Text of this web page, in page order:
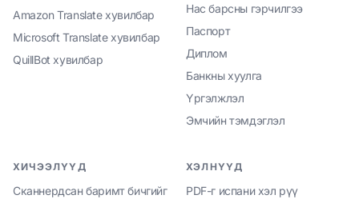
Amazon Translate хувилбар
Microsoft Translate хувилбар
QuillBot хувилбар
Нас барсны гэрчилгээ
Паспорт
Диплом
Банкны хуулга
Үргэлжлэл
Эмчийн тэмдэглэл
ХИЧЭЭЛҮҮД
Сканнердсан баримт бичгийг
ХЭЛНҮҮД
PDF-г испани хэл рүү